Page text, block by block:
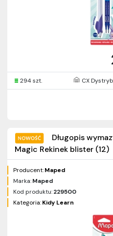
294 szt. CX
Długopis
Magic Rekinek blister (12)
Producent:Maped
Marka:Maped
Kod produktu:229500
Kategoria:Kidy Learn